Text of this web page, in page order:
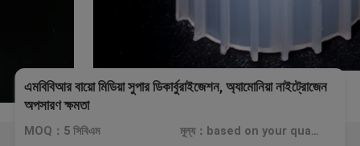
এমবিবিআর বায়ো মিডিয়া সুপার ডিকার্বুরাইজেশন, অ্যামোনিয়া নাইট্রোজেন
অপসারণ ক্ষমতা
MOQ：5 সিবিএম মূল্য：based on your quantity